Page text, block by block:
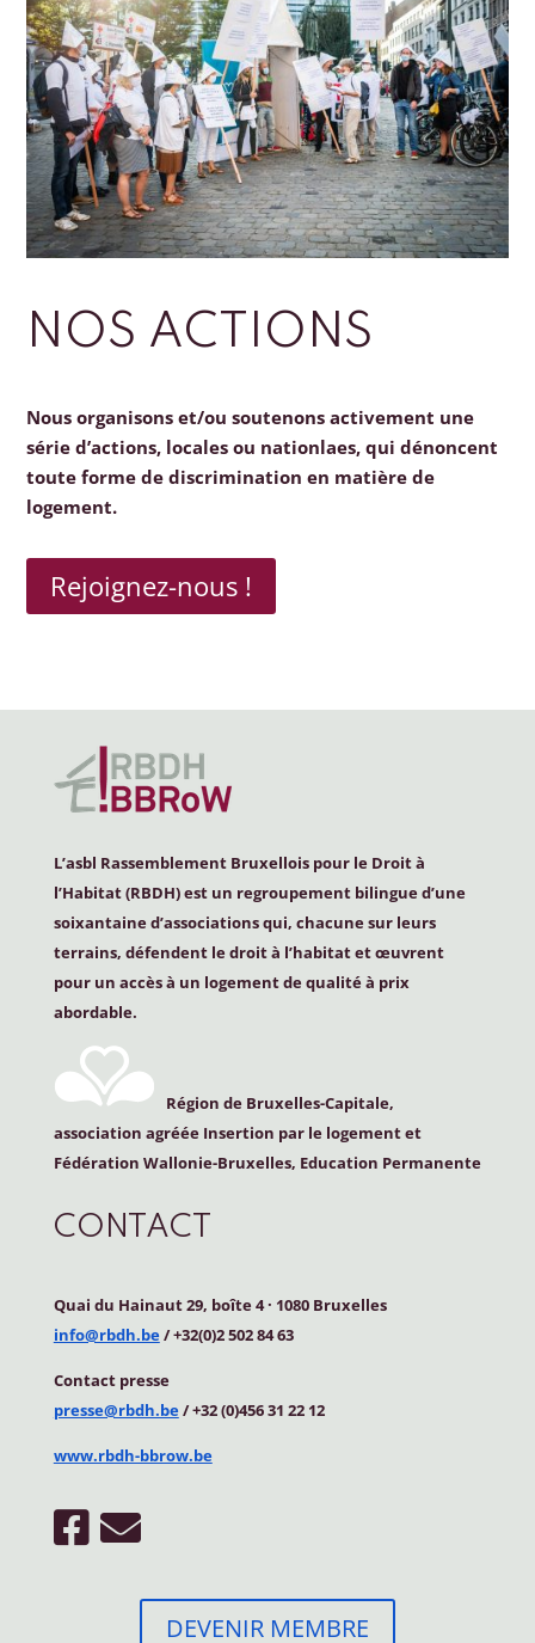
NOS ACTIONS
Nous organisons et/ou soutenons activement une
série d’actions, locales ou nationlaes, qui dénoncent
toute forme de discrimination en matière de
logement.
Rejoignez-nous !
L’asbl Rassemblement Bruxellois pour le Droit à
l’Habitat (RBDH) est un regroupement bilingue d’une
soixantaine d’associations qui, chacune sur leurs
terrains, défendent le droit à l’habitat et œuvrent
pour un accès à un logement de qualité à prix
abordable.
Région de Bruxelles-Capitale,
association agréée Insertion par le logement et
Fédération Wallonie-Bruxelles, Education Permanente
CONTACT
Quai du Hainaut 29, boîte 4· 1080 Bruxelles
info@rbdh.be/ +32(0)2 502 84 63
Contact presse
presse@rbdh.be/ +32 (0)456 31 22 12
www.rbdh-bbrow.be
DEVENIR MEMBRE